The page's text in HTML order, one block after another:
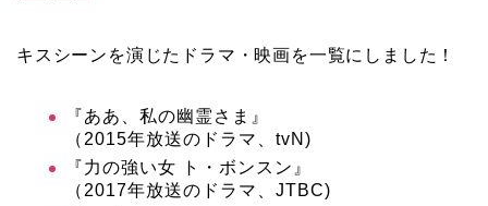
キスシーンを演じたドラマ・映画を一覧にしました！
『ああ、私の幽霊さま』
（2015年放送のドラマ、tvN)
『力の強い女 ト・ボンスン』
（2017年放送のドラマ、JTBC)